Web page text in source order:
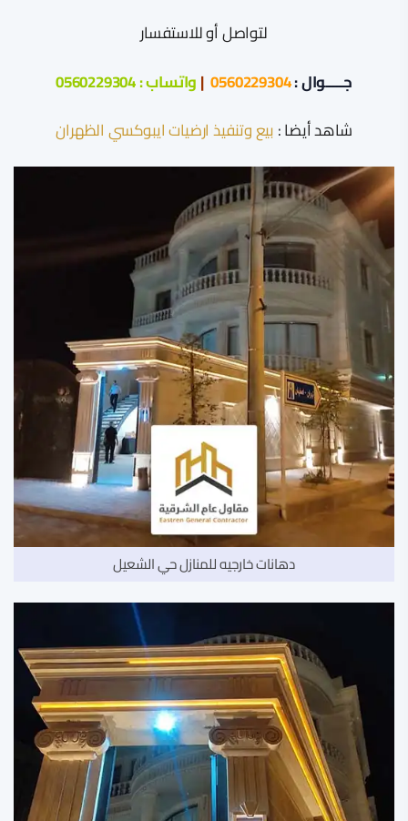
لتواصل أو للاستفسار
جـــــوال :0560229304
|واتساب :0560229304
شاهد أيضا :بيع وتنفيذ ارضيات ايبوكسي الظهران
دهانات خارجيه للمنازل حي الشعيل